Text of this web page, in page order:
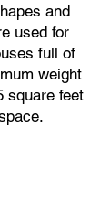
and
used for
full of
weight
square feet